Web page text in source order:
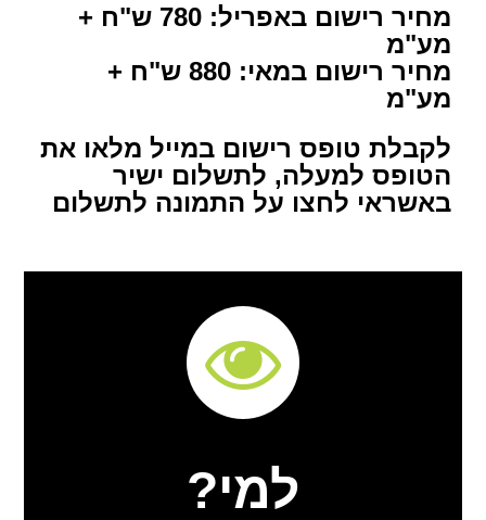
מחיר רישום באפריל: 780 ש"ח +
מע"מ
מחיר רישום במאי: 880 ש"ח +
מע"מ
לקבלת טופס רישום במייל מלאו את
הטופס למעלה, לתשלום ישיר
באשראי לחצו על התמונה לתשלום
למי?